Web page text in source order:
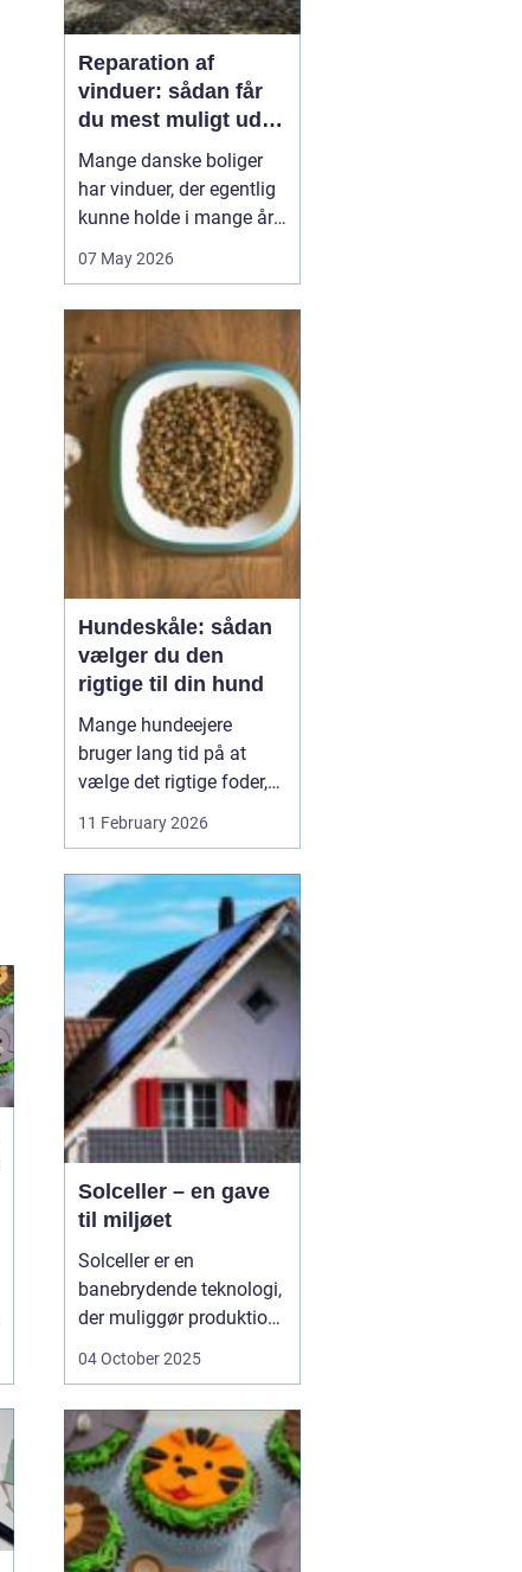
Reparation af
vinduer: sådan får
du mest muligt ud af
dine gamle rammer
Mange danske boliger
har vinduer, der egentlig
kunne holde i mange år
rigtige pleje. I stedet
for tidligt. Med den rette
reparation af vinduer
kan du bevare husets
oprindelige udtryk,
forbedre ko...
07 May 2026
Hundeskåle: sådan
vælger du den
rigtige til din hund
Mange hundeejere
bruger lang tid på at
vælge det rigtige foder,
men selve skålen bliver
ofte en eftertanke. Det er
har...
11 February 2026
Solceller – en gave
til miljøet
Solceller er en
banebrydende teknologi,
der muliggør produktion
af elektricitet ved at
kan man omdanne
solens energi til grøn
strøm, der kan bruges til
at drive husholdni...
04 October 2025